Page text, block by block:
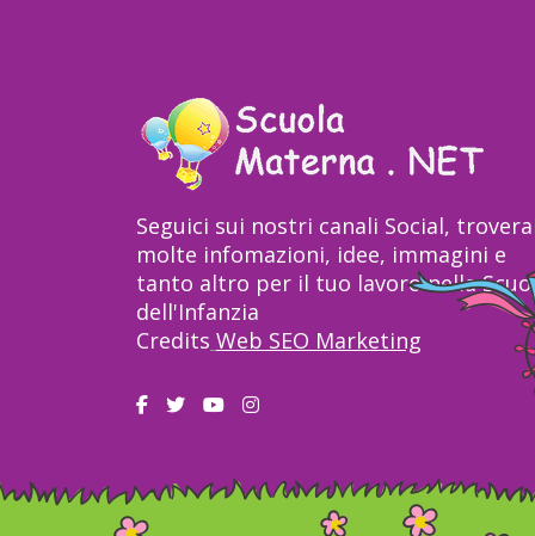
Seguici sui nostri canali Social,
molte infomazioni, idee, immagini e
tanto altro per il tuo lavoro nella
dell'Infanzia
Credits Web SEO Marketing